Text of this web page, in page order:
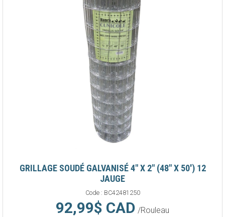
GRILLAGE SOUDÉ GALVANISÉ 4" X 2" (48" X 50') 12
JAUGE
Code : BC42481250
92,99$ CAD /Rouleau